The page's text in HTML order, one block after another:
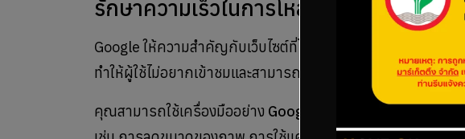
รักษาความเร็วในการโหลดเว็บไซต์
Google ให้ความสำคัญกับเว็บไซต์ที่โหลดเร็ว เนื่องจากผู้ใช้ต้องก
ทำให้ผู้ใช้ไม่อยากเข้าชมและสามารถออกจากเว็บไซต์ไปได้
คุณสามารถใช้เครื่องมืออย่าง Google PageSpeed Insights